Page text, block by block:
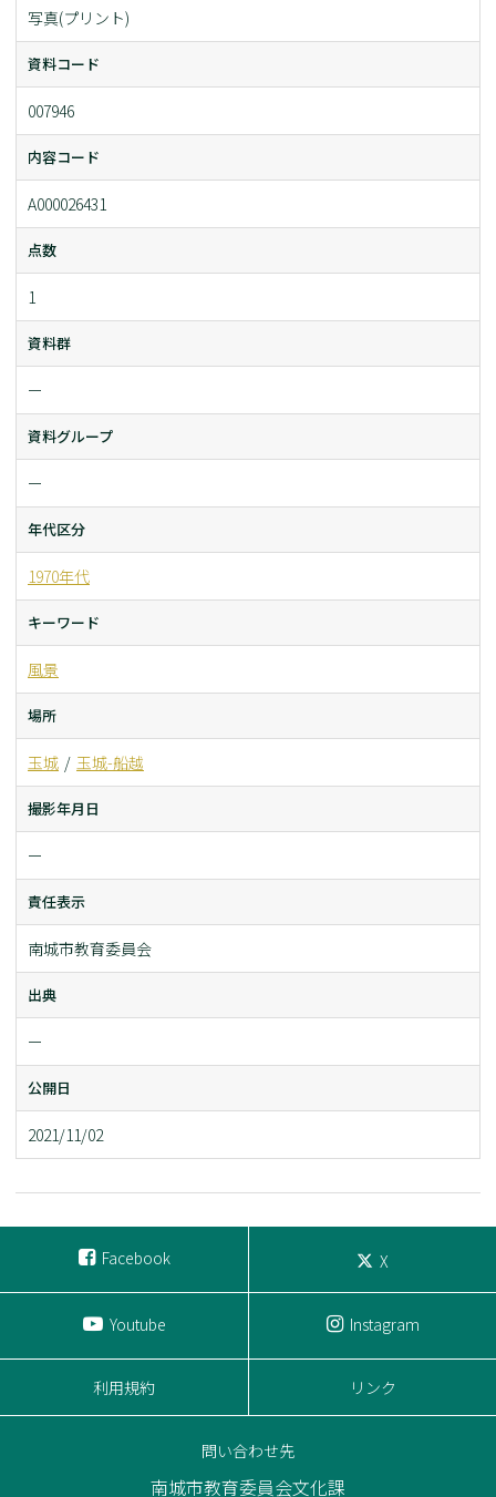
写真(プリント)
資料コード
007946
内容コード
A000026431
点数
1
資料群
ー
資料グループ
ー
年代区分
1970年代
キーワード
風景
場所
玉城 玉城-船越
撮影年月日
ー
責任表示
南城市教育委員会
出典
ー
公開日
2021/11/02
Facebook X
Youtube Instagram
利用規約 リンク
問い合わせ先
南城市教育委員会文化課